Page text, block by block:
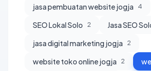
jasa pembuatan website jogja 4
SEO Lokal Solo 2 Jasa SEO
jasa digital marketing jogja 2
website toko online jogja 2